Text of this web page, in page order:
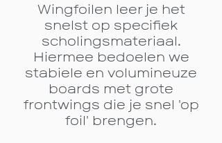
Wingfoilen leer je het
snelst op specifiek
scholingsmateriaal.
Hiermee bedoelen we
stabiele en volumineuze
boards met grote
frontwings die je snel 'op
foil' brengen.